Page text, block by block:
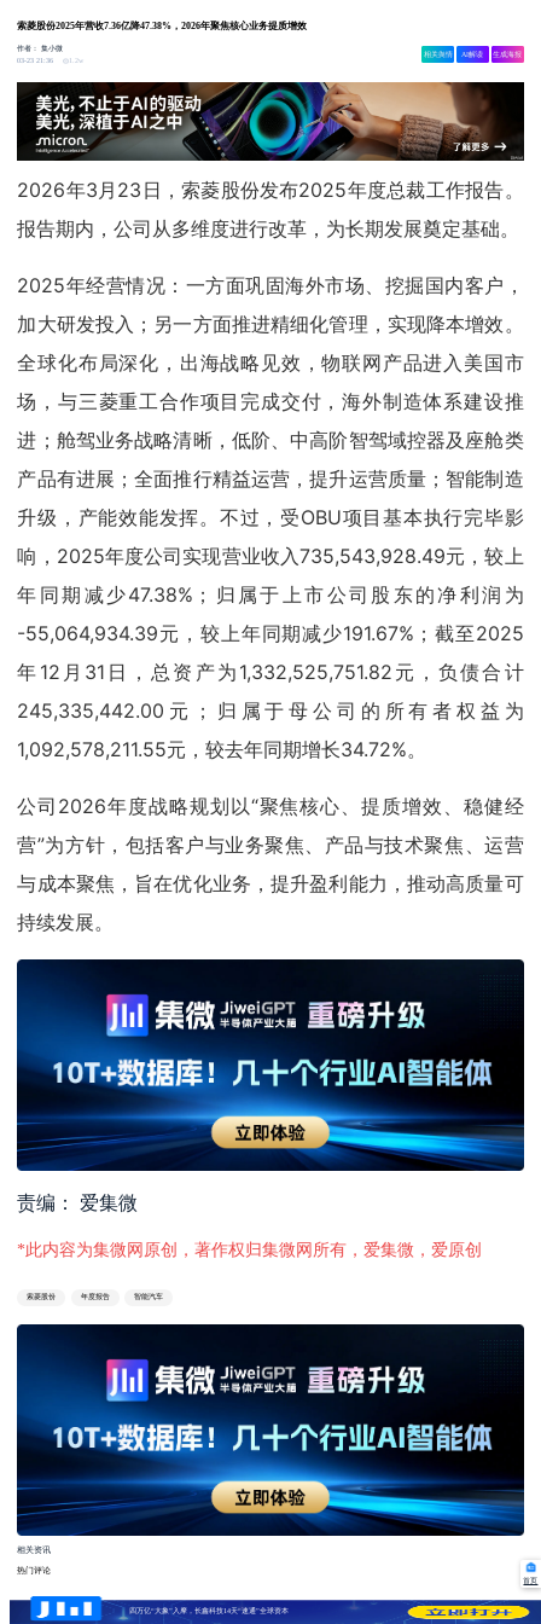
索菱股份2025年营收7.36亿降47.38%，2026年聚焦核心业务提质增效
作者：集小微
03-23 21:36
1.2w
相关舆情 AI解读 生成海报
2026年3月23日，索菱股份发布2025年度总裁工作报告。
报告期内，公司从多维度进行改革，为长期发展奠定基础。
2025年经营情况：一方面巩固海外市场、挖掘国内客户，
加大研发投入；另一方面推进精细化管理，实现降本增效。
全球化布局深化，出海战略见效，物联网产品进入美国市
场，与三菱重工合作项目完成交付，海外制造体系建设推
进；舱驾业务战略清晰，低阶、中高阶智驾域控器及座舱类
产品有进展；全面推行精益运营，提升运营质量；智能制造
升级，产能效能发挥。不过，受OBU项目基本执行完毕影
响，2025年度公司实现营业收入735,543,928.49元，较上
年同期减少47.38%；归属于上市公司股东的净利润为
-55,064,934.39元，较上年同期减少191.67%；截至2025
年12月31日，总资产为1,332,525,751.82元，负债合计
245,335,442.00元；归属于母公司的所有者权益为
1,092,578,211.55元，较去年同期增长34.72%。
公司2026年度战略规划以“聚焦核心、提质增效、稳健经
营”为方针，包括客户与业务聚焦、产品与技术聚焦、运营
与成本聚焦，旨在优化业务，提升盈利能力，推动高质量可
持续发展。
责编： 爱集微
*此内容为集微网原创，著作权归集微网所有，爱集微，爱原创
索菱股份 年度报告 智能汽车
相关资讯
热门评论
四万亿“大象”入摩，长鑫科技14天“速通”全球资本
首页